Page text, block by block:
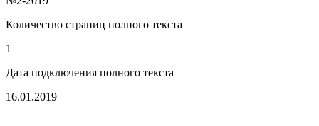
Количество страниц полного текста
1
Дата подключения полного текста
16.01.2019